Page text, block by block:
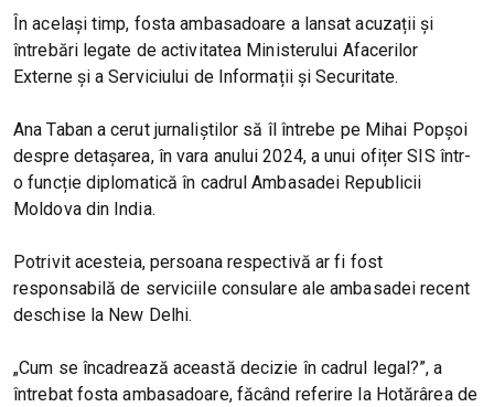
În același timp, fosta ambasadoare a lansat acuzații și
întrebări legate de activitatea Ministerului Afacerilor
Externe și a Serviciului de Informații și Securitate.
Ana Taban a cerut jurnaliștilor să îl întrebe pe Mihai Popșoi
despre detașarea, în vara anului 2024, a unui ofițer SIS într-
o funcție diplomatică în cadrul Ambasadei Republicii
Moldova din India.
Potrivit acesteia, persoana respectivă ar fi fost
responsabilă de serviciile consulare ale ambasadei recent
deschise la New Delhi.
„Cum se încadrează această decizie în cadrul legal?”, a
întrebat fosta ambasadoare, făcând referire la Hotărârea de